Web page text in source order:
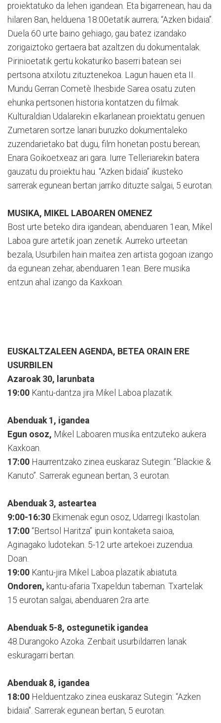
proiektatuko da lehen igandean. Eta bigarrenean, hau da
hilaren 8an, helduena 18:00etatik aurrera; “Azken bidaia”.
Duela 60 urte baino gehiago, gau batez izandako
zorigaiztoko gertaera bat azaltzen du dokumentalak.
Pirinioetatik gertu kokaturiko baserri batean sei
pertsona atxilotu zituztenekoa. Lagun hauen eta II.
Mundu Gerran Cometè Ihesbide Sarea osatu zuten
ehunka pertsonen historia kontatzen du filmak.
Kulturaldian Udalarekin elkarlanean proiektatu genuen
Zumetaren sortze lanari buruzko dokumentaleko
zuzendarietako bat dugu, film honetan postu berean;
Enara Goikoetxeaz ari gara. Iurre Telleriarekin batera
gauzatu du proiektu hau. “Azken bidaia” ikusteko
sarrerak egunean bertan jarriko dituzte salgai, 5 eurotan.
MUSIKA, MIKEL LABOAREN OMENEZ
Bost urte beteko dira igandean, abenduaren 1ean, Mikel
Laboa gure artetik joan zenetik. Aurreko urteetan
bezala, Usurbilen hain maitea zen artista gogoan izango
da egunean zehar, abenduaren 1ean. Bere musika
entzun ahal izango da Kaxkoan.
EUSKALTZALEEN AGENDA, BETEA ORAIN ERE
USURBILEN
Azaroak 30, larunbata
19:00 Kantu-dantza jira Mikel Laboa plazatik.
Abenduak 1, igandea
Egun osoz, Mikel Laboaren musika entzuteko aukera
Kaxkoan.
17:00 Haurrentzako zinea euskaraz Sutegin: “Blackie &
Kanuto”. Sarrerak egunean bertan, 3 eurotan.
Abenduak 3, asteartea
9:00-16:30 Ekimenak egun osoz, Udarregi Ikastolan.
17:00 “Bertsol Haritza” ipuin kontaketa saioa,
Aginagako ludotekan. 5-12 urte artekoei zuzendua.
Doan.
19:00 Kantu-jira Mikel Laboa plazatik abiatuta.
Ondoren, kantu-afaria Txapeldun tabernan. Txartelak
15 eurotan salgai, abenduaren 2ra arte.
Abenduak 5-8, ostegunetik igandea
48.Durangoko Azoka. Zenbait usurbildarren lanak
eskuragarri bertan.
Abenduak 8, igandea
18:00 Helduentzako zinea euskaraz Sutegin: “Azken
bidaia”. Sarrerak egunean bertan, 5 eurotan.